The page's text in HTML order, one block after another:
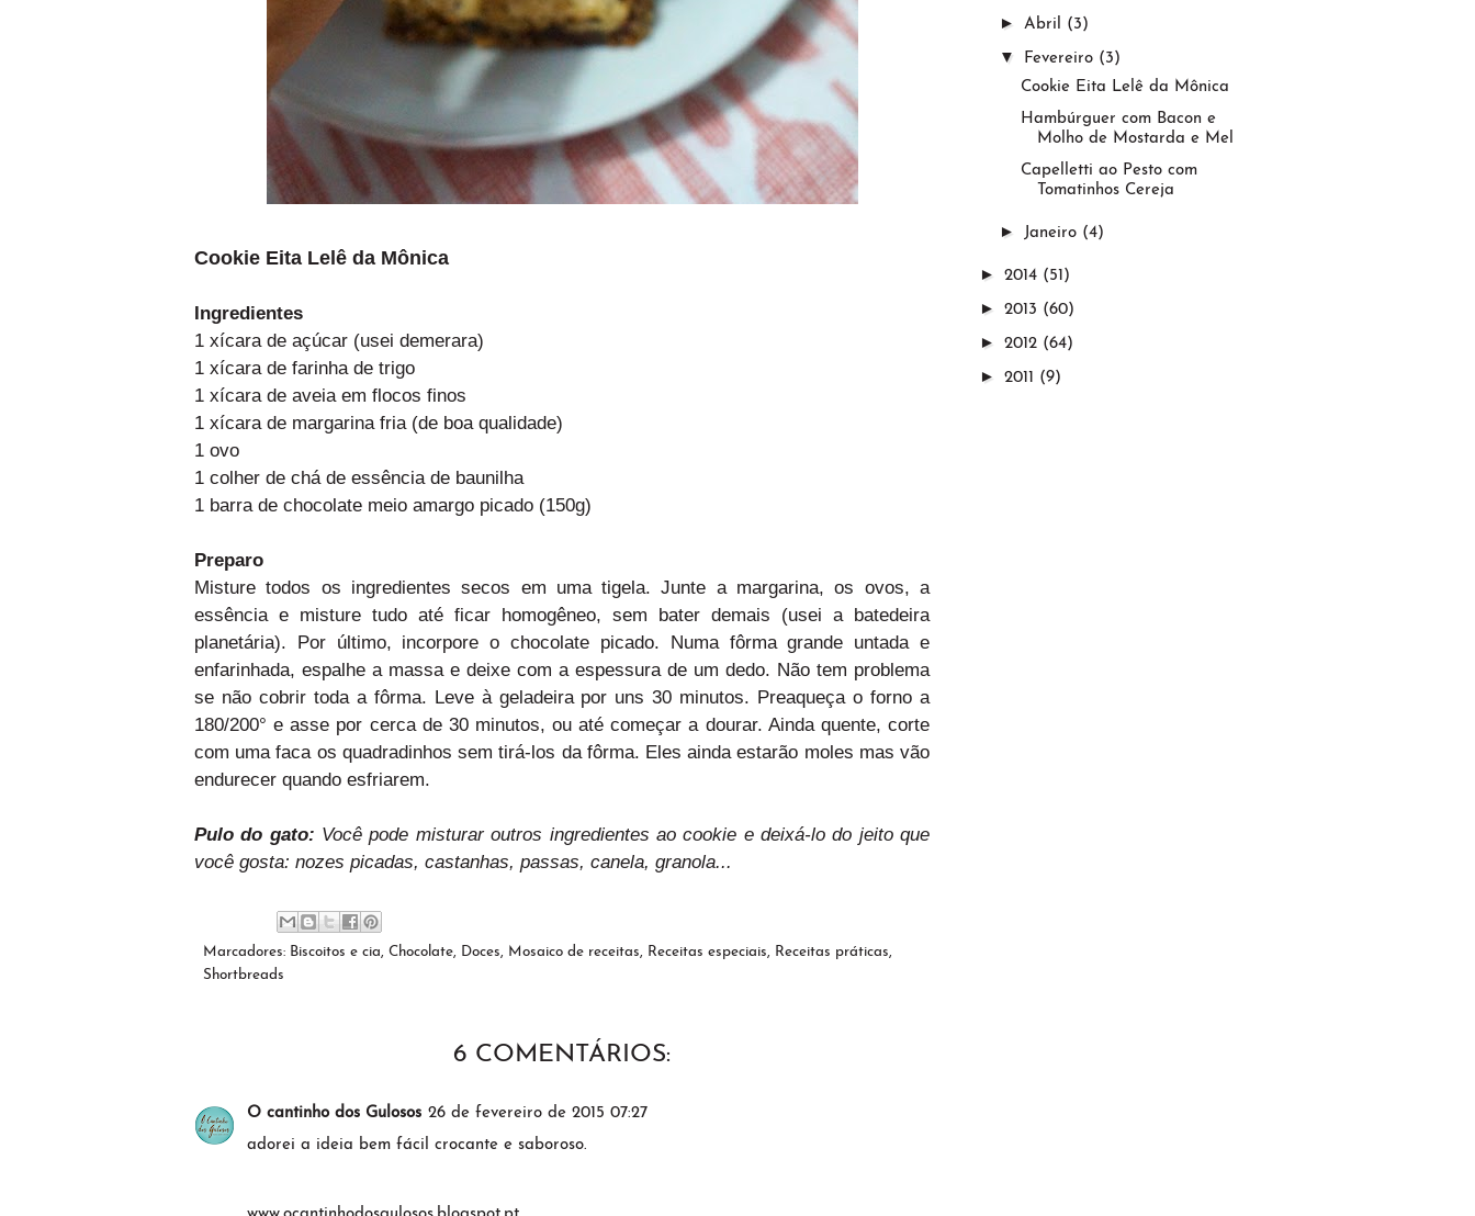
Cookie Eita Lelê da Mônica
Ingredientes
1 xícara de açúcar (usei demerara)
1 xícara de farinha de trigo
1 xícara de aveia em flocos finos
1 xícara de margarina fria (de boa qualidade)
1 ovo
1 colher de chá de essência de baunilha
1 barra de chocolate meio amargo picado (150g)
Preparo
Misture todos os ingredientes secos em uma tigela. Junte a margarina, os ovos, a
essência e misture tudo até ficar homogêneo, sem bater demais (usei a batedeira
planetária). Por último, incorpore o chocolate picado. Numa fôrma grande untada e
enfarinhada, espalhe a massa e deixe com a espessura de um dedo. Não tem problema
se não cobrir toda a fôrma. Leve à geladeira por uns 30 minutos. Preaqueça o forno a
180/200° e asse por cerca de 30 minutos, ou até começar a dourar. Ainda quente, corte
com uma faca os quadradinhos sem tirá-los da fôrma. Eles ainda estarão moles mas vão
endurecer quando esfriarem.
Pulo do gato: Você pode misturar outros ingredientes ao cookie e deixá-lo do jeito que
você gosta: nozes picadas, castanhas, passas, canela, granola...
Marcadores: Biscoitos e cia, Chocolate, Doces, Mosaico de receitas, Receitas especiais, Receitas práticas,
Shortbreads
6 COMENTÁRIOS:
O cantinho dos Gulosos 26 de fevereiro de 2015 07:27
adorei a ideia bem fácil crocante e saboroso.
► Abril (3)
▼ Fevereiro (3)
Cookie Eita Lelê da Mônica
Hambúrguer com Bacon e
Molho de Mostarda e Mel
Capelletti ao Pesto com
Tomatinhos Cereja
► Janeiro (4)
► 2014 (51)
► 2013 (60)
► 2012 (64)
► 2011 (9)